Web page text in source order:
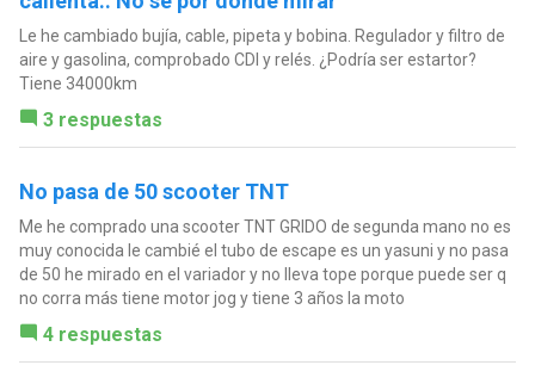
Le he cambiado bujía, cable, pipeta y bobina. Regulador y filtro de
aire y gasolina, comprobado CDI y relés. ¿Podría ser estartor?
Tiene 34000km
3 respuestas
No pasa de 50 scooter TNT
Me he comprado una scooter TNT GRIDO de segunda mano no es
muy conocida le cambié el tubo de escape es un yasuni y no pasa
de 50 he mirado en el variador y no lleva tope porque puede ser q
no corra más tiene motor jog y tiene 3 años la moto
4 respuestas